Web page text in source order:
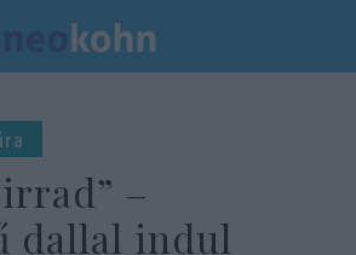
–
dallal indul